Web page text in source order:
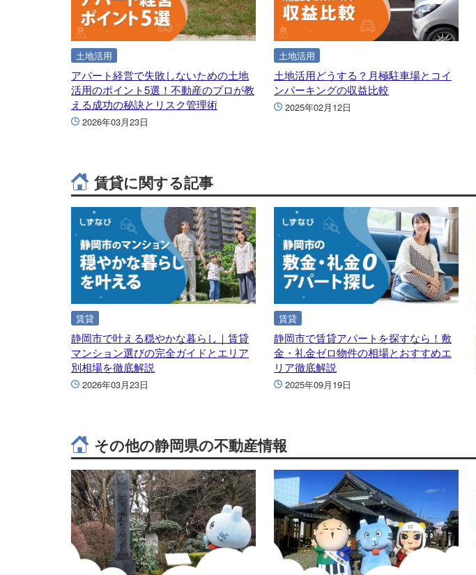
土地活用
アパート経営で失敗しないための土地
活用のポイント5選！不動産のプロが教
える成功の秘訣とリスク管理術
2026年03月23日
土地活用
土地活用どうする？月極駐車場とコイ
ンパーキングの収益比較
2025年02月12日
賃貸に関する記事
賃貸
静岡市で叶える穏やかな暮らし｜賃貸
マンション選びの完全ガイドとエリア
別相場を徹底解説
2026年03月23日
賃貸
静岡市で賃貸アパートを探すなら！敷
金・礼金ゼロ物件の相場とおすすめエ
リア徹底解説
2025年09月19日
その他の静岡県の不動産情報